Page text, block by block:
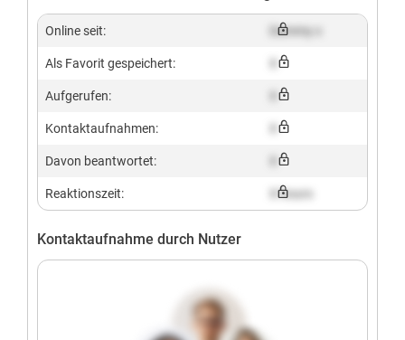
Online seit: Dummy x
Als Favorit gespeichert:
Aufgerufen:
Kontaktaufnahmen:
Davon beantwortet:
Reaktionszeit: X hours
Kontaktaufnahme durch Nutzer